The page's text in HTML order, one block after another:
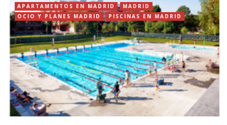
APARTAMENTOS EN MADRID
MADRID
OCIO Y PLANES MADRID
PISCINAS EN MADRID